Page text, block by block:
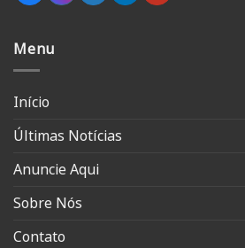
Menu
Início
Últimas Notícias
Anuncie Aqui
Sobre Nós
Contato